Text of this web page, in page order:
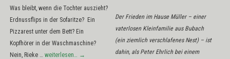
Was bleibt, wenn die Tochter auszieht?
Erdnussflips in der Sofaritze? Ein
Pizzarest unter dem Bett? Ein
Kopfhörer in der Waschmaschine?
Nein, Rieke … weiterlesen… →
Der Frieden im Hause Müller – einer
vaterlosen Kleinfamilie aus Bubach
(ein ziemlich verschlafenes Nest) – ist
dahin, als Peter Ehrlich bei einem